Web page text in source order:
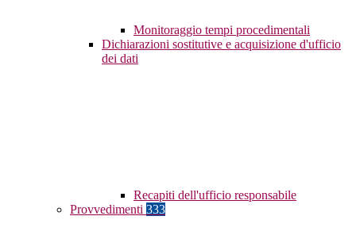
Monitoraggio tempi procedimentali
Dichiarazioni sostitutive e acquisizione d'ufficio
dei dati
Recapiti dell'ufficio responsabile
Provvedimenti 333